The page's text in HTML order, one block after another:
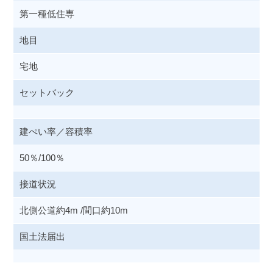
第一種低住専
地目
宅地
セットバック
建ぺい率／容積率
50％/100％
接道状況
北側公道約4m /間口約10m
国土法届出